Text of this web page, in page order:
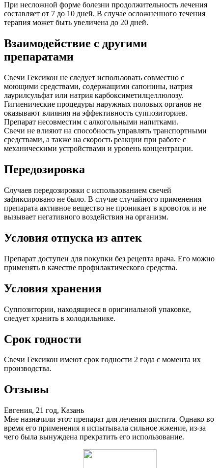
При несложной форме болезни продолжительность лечения
составляет от 7 до 10 дней. В случае осложненного течения
терапия может быть увеличена до 20 дней.
Взаимодействие с другими
препаратами
Свечи Гексикон не следует использовать совместно с
моющими средствами, содержащими сапонины, натрия
лаурилсульфат или натрия карбоксиметилцеллюлозу.
Гигиенические процедуры наружных половых органов не
оказывают влияния на эффективность суппозиториев.
Препарат несовместим с алкогольными напитками.
Свечи не влияют на способность управлять транспортными
средствами, а также на скорость реакции при работе с
механическими устройствами и уровень концентрации.
Передозировка
Случаев передозировки с использованием свечей
зафиксировано не было. В случае случайного применения
препарата активное вещество не проникает в кровоток и не
вызывает негативного воздействия на организм.
Условия отпуска из аптек
Препарат доступен для покупки без рецепта врача. Его можно
применять в качестве профилактического средства.
Условия хранения
Суппозитории, находящиеся в оригинальной упаковке,
следует хранить в холодильнике.
Срок годности
Свечи Гексикон имеют срок годности 2 года с момента их
производства.
Отзывы
Евгения, 21 год, Казань
Мне назначили этот препарат для лечения цистита. Однако во
время его применения я испытывала сильное жжение, из-за
чего была вынуждена прекратить его использование.